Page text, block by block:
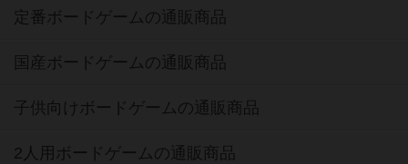
定番ボードゲームの通販商品
国産ボードゲームの通販商品
子供向けボードゲームの通販商品
2人用ボードゲームの通販商品